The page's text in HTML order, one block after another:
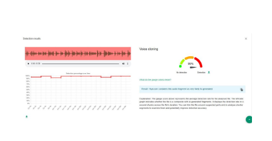
Image